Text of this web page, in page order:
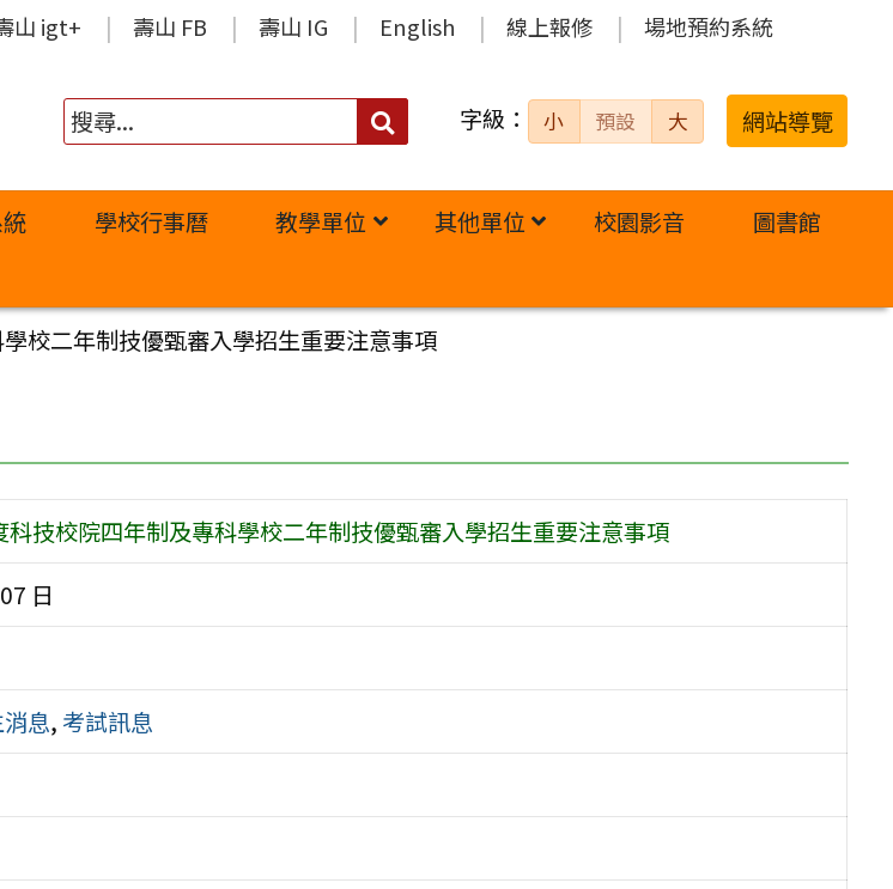
山 igt+ 壽山 FB 壽山 IG English 線上報修 場地預約系統
搜
字級： 小 預設 大 網站導覽
學校行事曆 教學單位 其他單位 校園影音
圖書館
校二年制技優甄審入學招生重要注意事項
技校院四年制及專科學校二年制技優甄審入學招生重要注意事項
日
息, 考試訊息